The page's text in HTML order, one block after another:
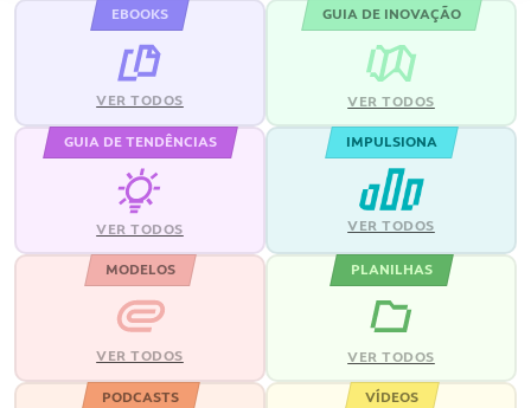
EBOOKS
VER TODOS
GUIA DE INOVAÇÃO
VER TODOS
GUIA DE TENDÊNCIAS
VER TODOS
IMPULSIONA
VER TODOS
MODELOS
VER TODOS
PLANILHAS
VER TODOS
PODCASTS VÍDEOS